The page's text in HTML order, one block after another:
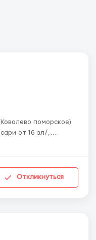
Откликнуться